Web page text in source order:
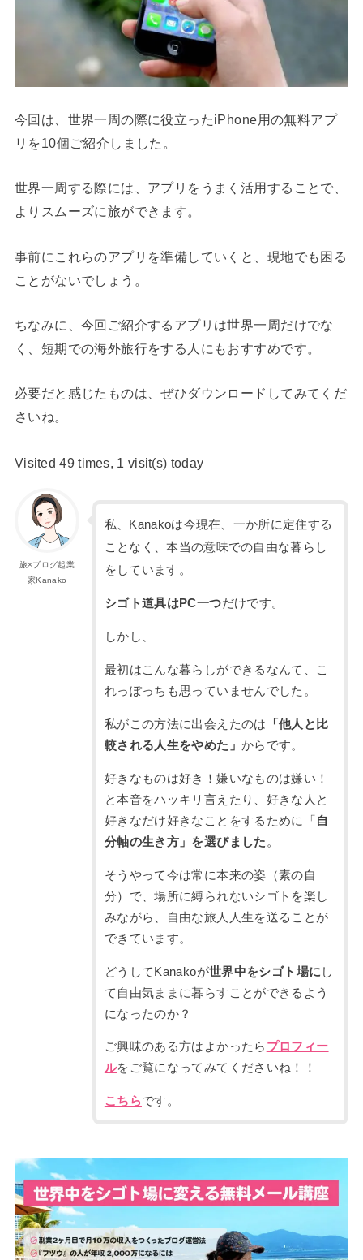
今回は、世界一周の際に役立ったiPhone用の無料アプ
リを10個ご紹介しました。
世界一周する際には、アプリをうまく活用することで、
よりスムーズに旅ができます。
事前にこれらのアプリを準備していくと、現地でも困る
ことがないでしょう。
ちなみに、今回ご紹介するアプリは世界一周だけでな
く、短期での海外旅行をする人にもおすすめです。
必要だと感じたものは、ぜひダウンロードしてみてくだ
さいね。
Visited 49 times, 1 visit(s) today
旅×ブログ起業
家Kanako
私、Kanakoは今現在、一か所に定住する
ことなく、本当の意味での自由な暮らし
をしています。
シゴト道具はPC一つだけです。
しかし、
最初はこんな暮らしができるなんて、こ
れっぽっちも思っていませんでした。
私がこの方法に出会えたのは
「他人と比
較される人生をやめた」 からです。
好きなものは好き！嫌いなものは嫌い！
と本音をハッキリ言えたり、好きな人と
好きなだけ好きなことをするために「 自
分軸の生き方」を選びました 。
そうやって今は常に本来の姿（素の自
分）で、場所に縛られないシゴトを楽し
みながら、自由な旅人人生を送ることが
できています。
どうしてKanakoが世界中をシゴト場に し
て自由気ままに暮らすことができるよう
になったのか？
ご興味のある方はよかったら プロフィー
ルをご覧になってみてくださいね！！
こちらです。